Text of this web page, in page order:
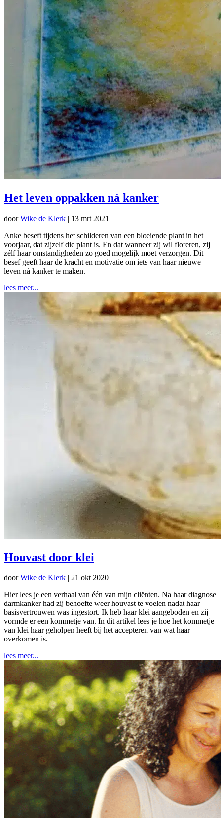
Het leven oppakken ná kanker
doorWike de Klerk | 13 mrt 2021
Anke beseft tijdens het schilderen van een bloeiende plant in het
voorjaar, dat zijzelf die plant is. En dat wanneer zij wil floreren, zij
zélf haar omstandigheden zo goed mogelijk moet verzorgen. Dit
besef geeft haar de kracht en motivatie om iets van haar nieuwe
leven ná kanker te maken.
lees meer...
Houvast door klei
doorWike de Klerk | 21 okt 2020
Hier lees je een verhaal van één van mijn cliënten. Na haar diagnose
darmkanker had zij behoefte weer houvast te voelen nadat haar
basisvertrouwen was ingestort. Ik heb haar klei aangeboden en zij
vormde er een kommetje van. In dit artikel lees je hoe het kommetje
van klei haar geholpen heeft bij het accepteren van wat haar
overkomen is.
lees meer...